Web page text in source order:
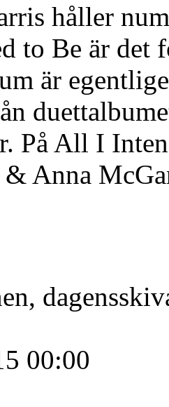
håller
to Be är det
är
På All I
& Anna
00:00